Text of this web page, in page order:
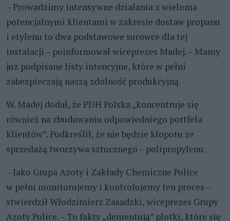
– Prowadzimy intensywne działania z wieloma
potencjalnymi klientami w zakresie dostaw propanu
i etylenu to dwa podstawowe surowce dla tej
instalacji – poinformował wiceprezes Madej. – Mamy
już podpisane listy intencyjne, które w pełni
zabezpieczają naszą zdolność produkcyjną.
W. Madej dodał, że PDH Polska „koncentruje się
również na zbudowaniu odpowiedniego portfela
klientów”. Podkreślił, że nie będzie kłopotu ze
sprzedażą tworzywa sztucznego – polipropylenu.
– Jako Grupa Azoty i Zakłady Chemiczne Police
w pełni monitorujemy i kontrolujemy ten proces –
stwierdził Włodzimierz Zasadzki, wiceprezes Grupy
Azoty Police. – To fakty „dementują” plotki, które się